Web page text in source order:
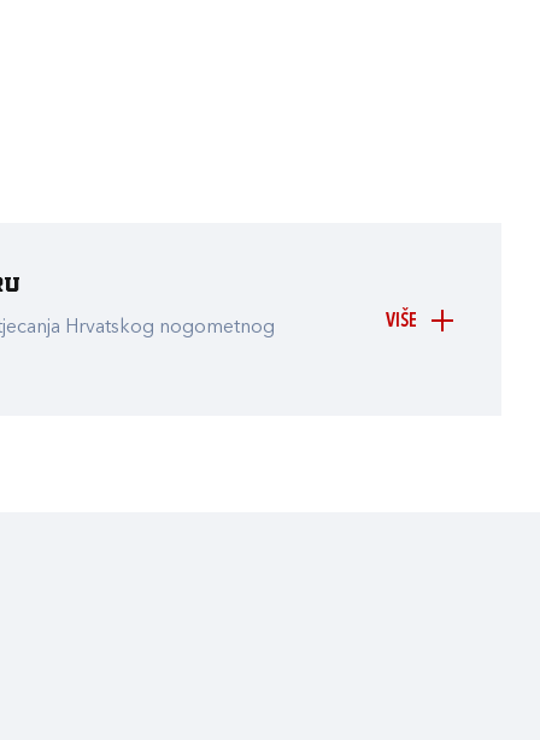
VIŠE
Hrvatskog nogometnog